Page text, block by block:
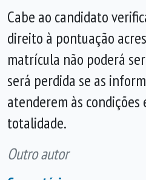
Cabe ao candidato
direito à pontuação
matrícula não poderá
será perdida se as
atenderem às condições
totalidade.
Outro autor